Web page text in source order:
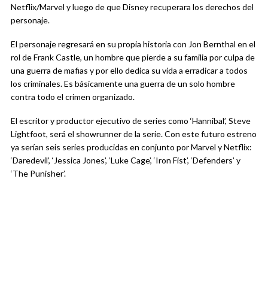
Netflix/Marvel y luego de que Disney recuperara los derechos del
personaje.
El personaje regresará en su propia historia con Jon Bernthal en el
rol de Frank Castle, un hombre que pierde a su familia por culpa de
una guerra de mafias y por ello dedica su vida a erradicar a todos
los criminales. Es básicamente una guerra de un solo hombre
contra todo el crimen organizado.
El escritor y productor ejecutivo de series como ‘Hannibal’, Steve
Lightfoot, será el showrunner de la serie. Con este futuro estreno
ya serían seis series producidas en conjunto por Marvel y Netflix:
‘Daredevil’, ‘Jessica Jones’, ‘Luke Cage’, ‘Iron Fist’, ‘Defenders’ y
‘The Punisher’.